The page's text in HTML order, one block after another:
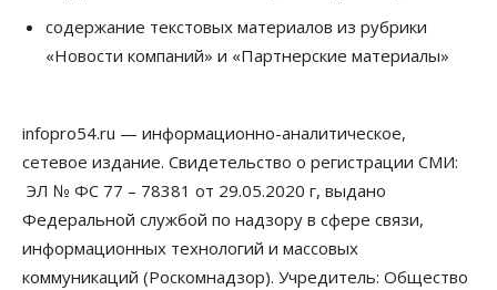
содержание текстовых материалов из рубрики
«Новости компаний» и «Партнерские материалы»
infopro54.ru — информационно-аналитическое,
сетевое издание. Свидетельство о регистрации СМИ:
ЭЛ № ФС 77 – 78381 от 29.05.2020 г, выдано
Федеральной службой по надзору в сфере связи,
информационных технологий и массовых
коммуникаций (Роскомнадзор). Учредитель: Общество